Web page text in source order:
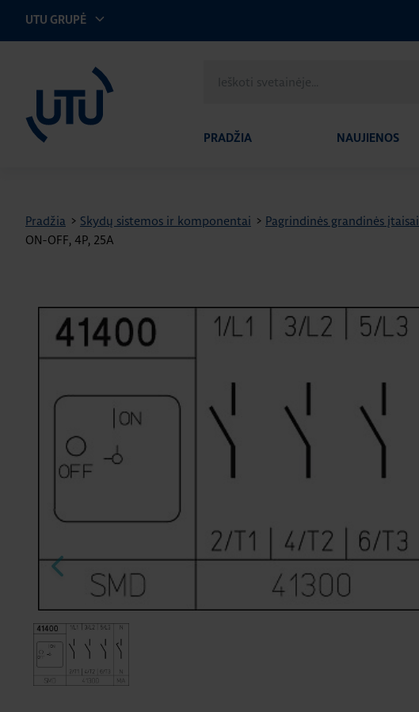
UTU GRUPĖ
svetainėje
PRADŽIA NAUJIENOS
Pradžia > Skydų sistemos ir komponentai > Pagrindinės grandinės įtaisai
ON-OFF, 4P, 25A